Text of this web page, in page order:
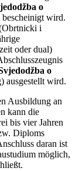
o
bescheinigt wird.
i
oder dual)
o
ausgestellt wird.
Ausbildung an
kann die
bis vier Jahren
Diploms
daran ist
möglich,